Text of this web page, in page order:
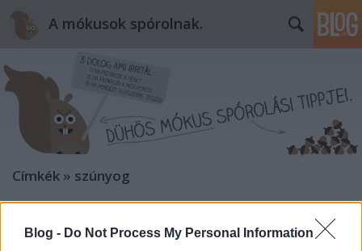
Blog - Do Not Process My Personal Information
A mókusok spórolnak.
Címkék » szúnyog